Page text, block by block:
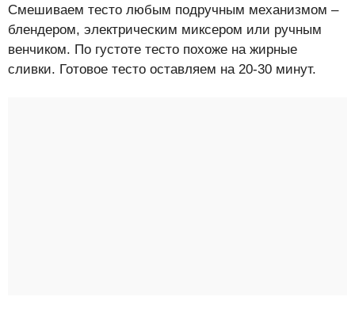
Смешиваем тесто любым подручным механизмом –
блендером, электрическим миксером или ручным
венчиком. По густоте тесто похоже на жирные
сливки. Готовое тесто оставляем на 20-30 минут.